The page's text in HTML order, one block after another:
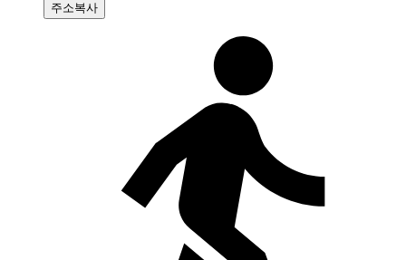
주소복사